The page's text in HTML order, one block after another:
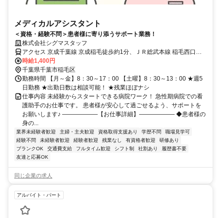
メディカルアシスタント
＜資格・経験不問＞患者様に寄り添うサポート業務！
株式会社シグマスタッフ
アクセス 京成千葉線 京成稲毛徒歩約1分、ＪＲ総武本線 稲毛西口徒
歩約8分、ＪＲ京葉線 稲毛海岸北口徒歩約20分 京成線「京成稲毛
駅」より徒歩15分
時給1,400円
千葉県千葉市稲毛区
勤務時間 【月～金】8：30～17：00 【土曜】8：30～13：00 ★週5
日勤務 ★出勤日数は相談可能！ ★残業ほぼナシ
仕事内容 未経験からスタートできる病院ワーク！ 急性期病院での看
護助手のお仕事です。 患者様が安心して過ごせるよう、サポートを
お願いします♪ ――――――【お仕事詳細】―――――― ◆患者様の
身の...
業界未経験者歓迎 主婦・主夫歓迎 資格取得支援あり 学歴不問
職場見学可
経験不問
未経験者歓迎 経験者歓迎 残業なし 有資格者歓迎
研修あり
ブランクOK
交通費支給 フルタイム歓迎 シフト制 社割あり
履歴書不要
友達と応募OK
同じ企業の求人
アルバイト・パート